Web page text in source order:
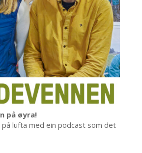
på øyra!
lufta med ein podcast som det